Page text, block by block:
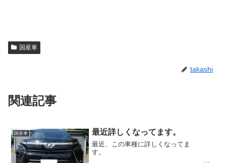
国産車
takashi
関連記事
国産車 最近詳しくなってます。
最近、この車種に詳しくなってま
す。